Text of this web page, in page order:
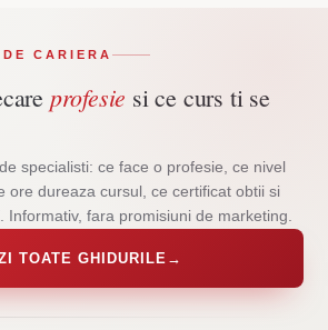
CARIERA
profesie si ce curs ti se
specialisti: ce face o profesie, ce nivel
ore dureaza cursul, ce certificat obtii si
Informativ, fara promisiuni de marketing.
TOATE GHIDURILE →